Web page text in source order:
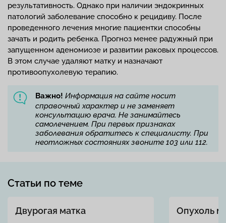
результативность. Однако при наличии эндокринных
патологий заболевание способно к рецидиву. После
проведенного лечения многие пациентки способны
зачать и родить ребенка. Прогноз менее радужный при
запущенном аденомиозе и развитии раковых процессов.
В этом случае удаляют матку и назначают
противоопухолевую терапию.
Важно! Информация на сайте носит
справочный характер и не заменяет
консультацию врача. Не занимайтесь
самолечением. При первых признаках
заболевания обратитесь к специалисту. При
неотложных состояниях звоните 103 или 112.
Статьи по теме
Двурогая матка Опухоль